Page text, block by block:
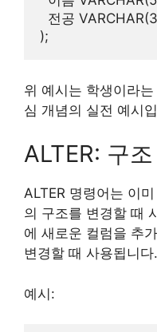
전공
위 예시는 학생이라
심 개념의 실전 예시
ALTER: 구
ALTER 명령어는 이
의 구조를 변경할 때
에 새로운 컬럼을 추
변경할 때 사용됩니다.
예시: